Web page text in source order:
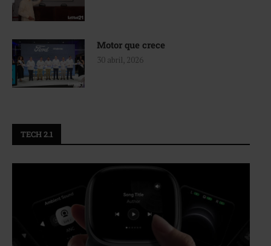
Motor que crece
30 abril, 2026
TECH 2.1